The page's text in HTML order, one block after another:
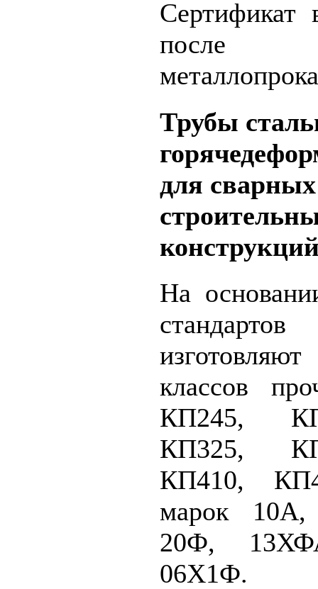
Сертификат
после
Трубы
для
На
классов
КП245,
КП325,
КП410,
марок
20Ф,
06Х1Ф.